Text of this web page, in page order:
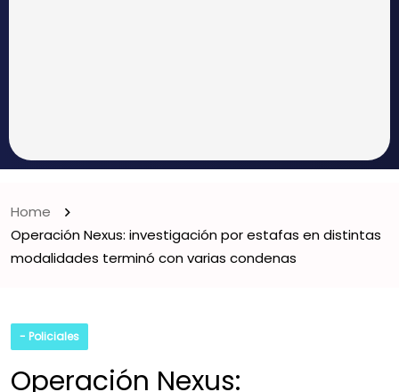
Home
Operación Nexus: investigación por estafas en distintas
modalidades terminó con varias condenas
- Policiales
Operación Nexus: